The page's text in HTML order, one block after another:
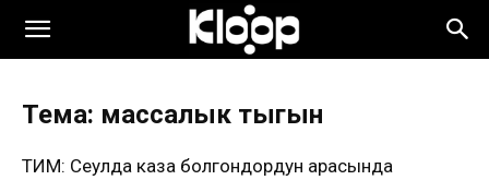
Тема: массалык тыгын
ТИМ: Сеулда каза болгондордун арасында